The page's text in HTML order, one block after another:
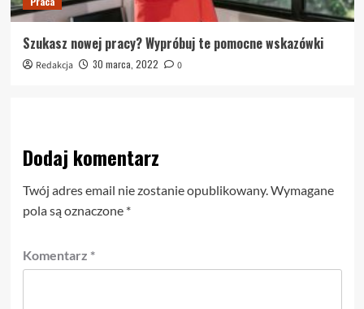
Szukasz nowej pracy? Wypróbuj te pomocne wskazówki
Redakcja 30 marca, 2022 0
Dodaj komentarz
Twój adres email nie zostanie opublikowany.Wymagane
pola są oznaczone *
Komentarz *